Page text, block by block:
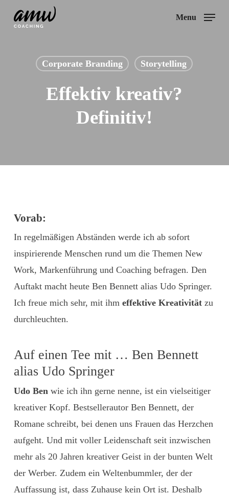
Menu
Corporate Branding Storytelling
Effektiv kreativ?
Definitiv!
Vorab:
In regelmäßigen Abständen werde ich ab sofort
inspirierende Menschen rund um die Themen New
Work, Markenführung und Coaching befragen. Den
Auftakt macht heute Ben Bennett alias Udo Springer.
Ich freue mich sehr, mit ihm effektive Kreativitätzu
durchleuchten.
Auf einen Tee mit … Ben Bennett
alias Udo Springer
Udo Benwie ich ihn gerne nenne, ist ein vielseitiger
kreativer Kopf. Bestsellerautor Ben Bennett, der
Romane schreibt, bei denen uns Frauen das Herzchen
aufgeht. Und mit voller Leidenschaft seit inzwischen
mehr als 20 Jahren kreativer Geist in der bunten Welt
der Werber. Zudem ein Weltenbummler, der der
Auffassung ist, dass Zuhause kein Ort ist. Deshalb